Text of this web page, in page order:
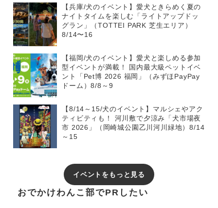
【兵庫/犬のイベント】愛犬ときらめく夏の
ナイトタイムを楽しむ「ライトアップドッ
グラン」（TOTTEI PARK 芝生エリア）
8/14〜16
【福岡/犬のイベント】愛犬と楽しめる参加
型イベントが満載！ 国内最大級ペットイベ
ント「Pet博 2026 福岡」（みずほPayPay
ドーム）8/8～9
【8/14～15/犬のイベント】マルシェやアク
ティビティも！ 河川敷で夕涼み「犬市場夜
市 2026」（岡崎城公園乙川河川緑地）8/14
～15
イベントをもっと見る
おでかけわんこ部でPRしたい